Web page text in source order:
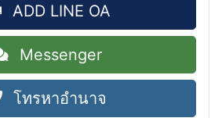
ADD LINE OA
Messenger
โทรหาอำนาจ